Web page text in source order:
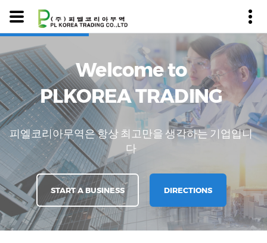
Welcome to
PLKOREA TRADING
피엘코리아무역은 항상 최고만을 생각하는 기업입니
다
START A BUSINESS DIRECTIONS